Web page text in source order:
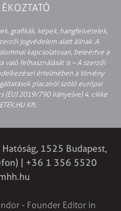
grafikák, képek, hangfelvételek,
jogvédelem alatt állnak. A
kapcsolatosan, beleértve a
való felhasználását is – A szerzői
értelmében a törvény
piacairól szóló európai
(EU) 2019/790 Irányelve) 4. cikke
Kft.
1525 Budapest,
| +36 1 356 5520
- Founder Editor in